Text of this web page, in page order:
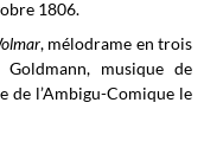
1806.
, mélodrame en trois
musique de
de l’Ambigu-Comique le